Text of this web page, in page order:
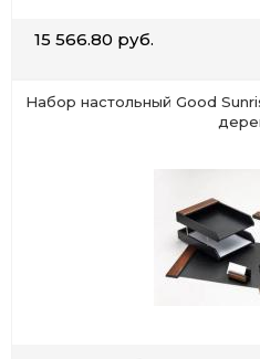
15 566.80 руб.
Набор настольный Good